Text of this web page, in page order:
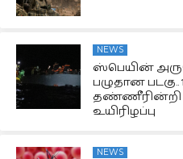
NEWS
ஸ்பெயின்
பழுதான
தண்ணீரின்றி
உயிரிழப்பு
NEWS